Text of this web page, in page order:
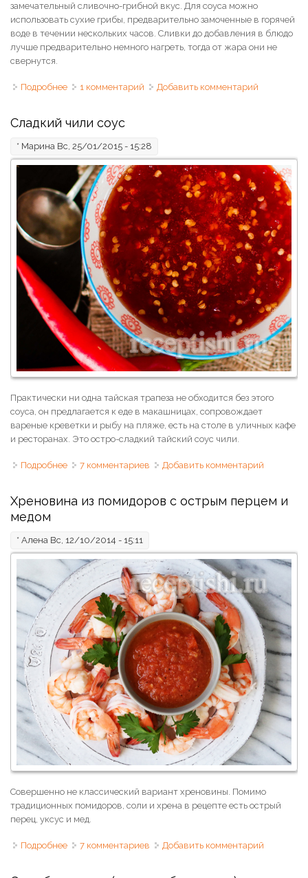
замечательный сливочно-грибной вкус. Для соуса можно
использовать сухие грибы, предварительно замоченные в горячей
воде в течении нескольких часов. Сливки до добавления в блюдо
лучше предварительно немного нагреть, тогда от жара они не
свернутся.
Подробнее о Гречка с грибным соусом
1 комментарий Добавить комментарий
Сладкий чили соус
* Марина Вс, 25/01/2015 - 15:28
Практически ни одна тайская трапеза не обходится без этого
соуса, он предлагается к еде в макашницах, сопровождает
вареные креветки и рыбу на пляже, есть на столе в уличных кафе
и ресторанах. Это остро-сладкий тайский соус чили.
Подробнее о Сладкий чили соус
7 комментариев Добавить комментарий
Хреновина из помидоров с острым перцем и
медом
* Алена Вс, 12/10/2014 - 15:11
Совершенно не классический вариант хреновины. Помимо
традиционных помидоров, соли и хрена в рецепте есть острый
перец, уксус и мед.
Подробнее о Хреновина из помидоров с острым перцем и медом
7 комментариев Добавить комментарий